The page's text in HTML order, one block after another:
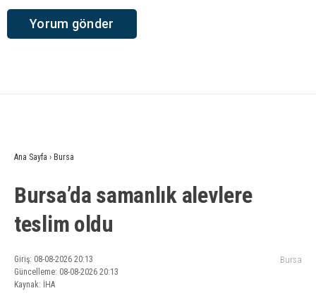
Ana Sayfa › Bursa
Bursa’da samanlık alevlere
teslim oldu
Giriş: 08-08-2026 20:13
Güncelleme: 08-08-2026 20:13
Kaynak: İHA
Bursa